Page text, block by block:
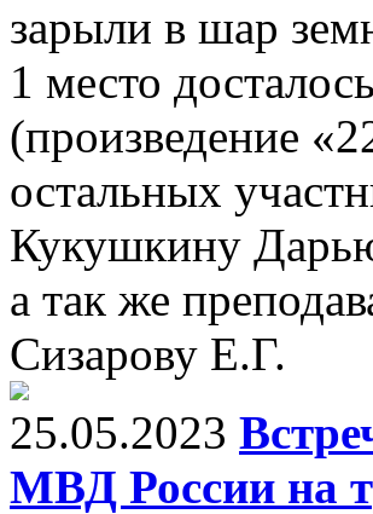
зарыли в шар
1 место
(произведение
остальных
Кукушкину
а так же
Сизарову Е.Г.
25.05.2023
МВД России на